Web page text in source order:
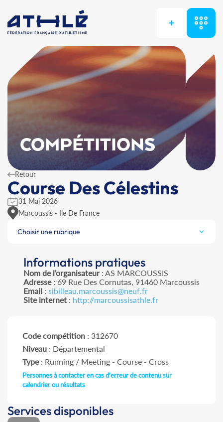
+
COMPÉTITIONS
Retour
Course Des Célestins
31 Mai 2026
Marcoussis - Ile De France
Choisir une rubrique
Informations pratiques
Nom de l’organisateur: AS MARCOUSSIS
Adresse: 69 Rue Des Cornutas, 91460 Marcoussis
Email : sibilleau.marcoussis@neuf.fr
Site internet : http://marcoussisathle.fr
Code compétition : 312670
Niveau : Départemental
Type: Running / Meeting - Course - Cross
Personnes à contacter en cas d'erreur de contenu sur
calendrier ou résultats
Services disponibles